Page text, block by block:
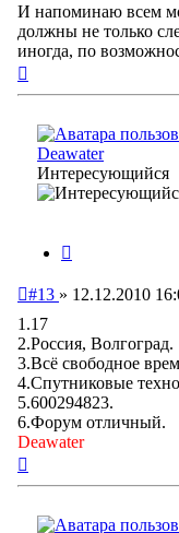
И напоминаю всем
должны не только
иногда, по
Deawater
Интересующийся
Непрочитанное
#13 » 12.12.2010
1.17
2.Россия, Волгоград.
3.Всё свободное
4.Спутниковые
5.600294823.
6.Форум отличный.
Deawater